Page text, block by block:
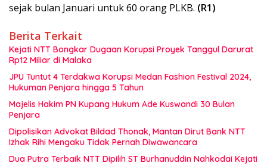
sejak bulan Januari untuk 60 orang PLKB. (R1)
Berita Terkait
Kejati NTT Bongkar Dugaan Korupsi Proyek Tanggul Darurat
Rp12 Miliar di Malaka
JPU Tuntut 4 Terdakwa Korupsi Medan Fashion Festival 2024,
Hukuman Penjara hingga 5 Tahun
Majelis Hakim PN Kupang Hukum Ade Kuswandi 30 Bulan
Penjara
Dipolisikan Advokat Bildad Thonak, Mantan Dirut Bank NTT
Izhak Rihi Mengaku Tidak Pernah Diwawancara
Dua Putra Terbaik NTT Dipilih ST Burhanuddin Nahkodai Kejati